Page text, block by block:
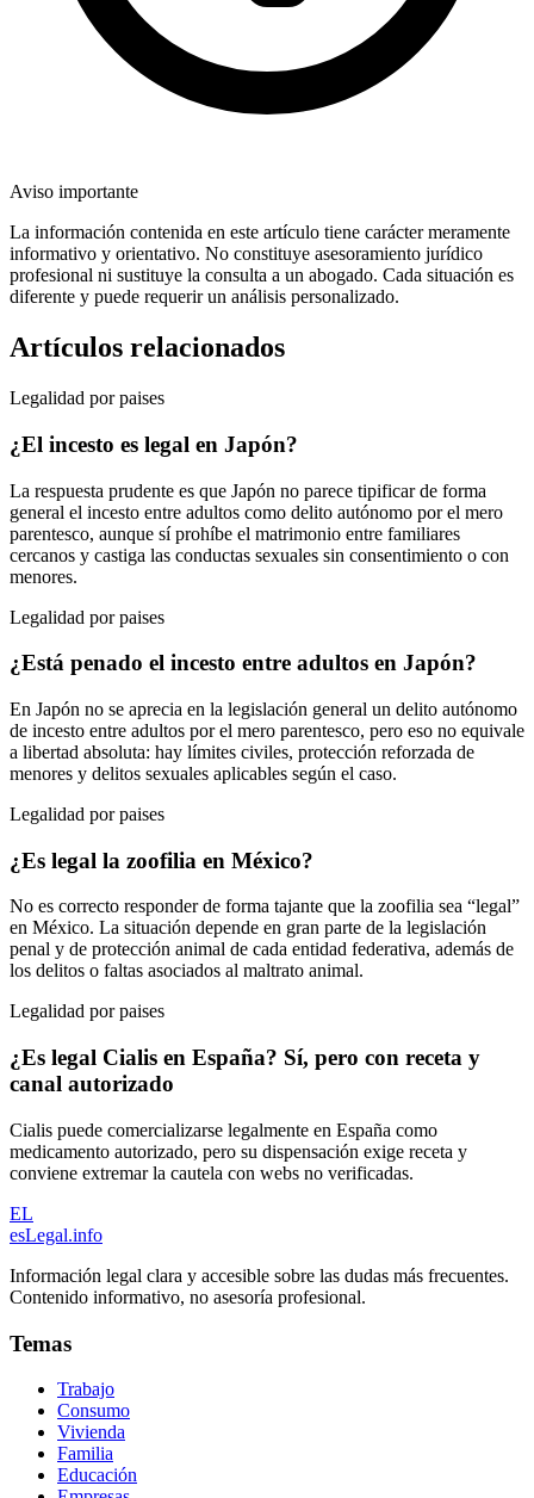
Aviso importante
La información contenida en este artículo tiene carácter meramente
informativo y orientativo. No constituye asesoramiento jurídico
profesional ni sustituye la consulta a un abogado. Cada situación es
diferente y puede requerir un análisis personalizado.
Artículos relacionados
Legalidad por paises
¿El incesto es legal en Japón?
La respuesta prudente es que Japón no parece tipificar de forma
general el incesto entre adultos como delito autónomo por el mero
parentesco, aunque sí prohíbe el matrimonio entre familiares
cercanos y castiga las conductas sexuales sin consentimiento o con
menores.
Legalidad por paises
¿Está penado el incesto entre adultos en Japón?
En Japón no se aprecia en la legislación general un delito autónomo
de incesto entre adultos por el mero parentesco, pero eso no equivale
a libertad absoluta: hay límites civiles, protección reforzada de
menores y delitos sexuales aplicables según el caso.
Legalidad por paises
¿Es legal la zoofilia en México?
No es correcto responder de forma tajante que la zoofilia sea “legal”
en México. La situación depende en gran parte de la legislación
penal y de protección animal de cada entidad federativa, además de
los delitos o faltas asociados al maltrato animal.
Legalidad por paises
¿Es legal Cialis en España? Sí, pero con receta y
canal autorizado
Cialis puede comercializarse legalmente en España como
medicamento autorizado, pero su dispensación exige receta y
conviene extremar la cautela con webs no verificadas.
EL
esLegal.info
Información legal clara y accesible sobre las dudas más frecuentes.
Contenido informativo, no asesoría profesional.
Temas
Trabajo
Consumo
Vivienda
Familia
Educación